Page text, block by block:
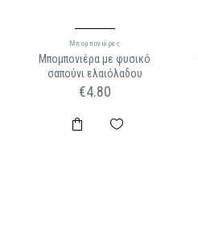
Μπομπονιέρες
Μπομπονιέρα με φυσικό
σαπούνι ελαιόλαδου
€4.80